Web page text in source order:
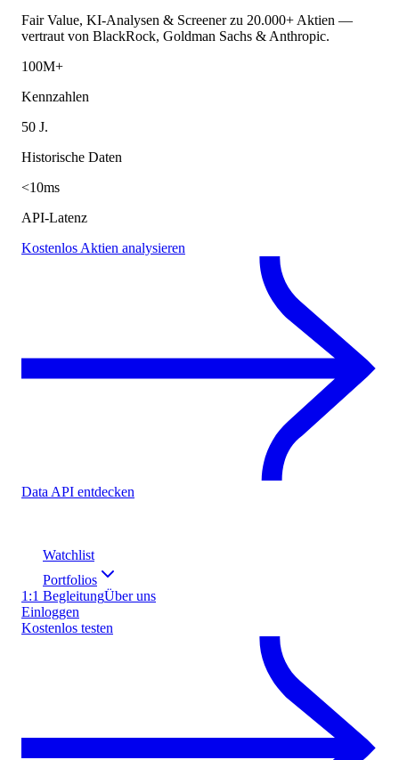
Fair Value, KI-Analysen & Screener zu 20.000+ Aktien —
vertraut von BlackRock, Goldman Sachs & Anthropic.
100M+
Kennzahlen
50 J.
Historische Daten
<10ms
API-Latenz
Kostenlos Aktien analysieren
Data API entdecken
Watchlist
Portfolios
1:1 BegleitungÜber uns
Einloggen
Kostenlos testen